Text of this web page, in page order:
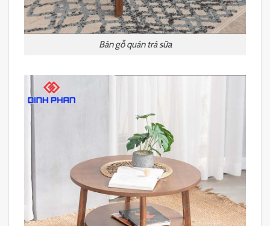
Bàn gỗ quán trà sữa